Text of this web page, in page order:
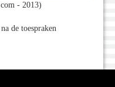
- 2013)
de toespraken